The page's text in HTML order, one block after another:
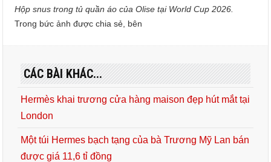
Hộp snus trong tủ quần áo của Olise tại World Cup 2026.
Trong bức ảnh được chia sẻ, bên
CÁC BÀI KHÁC...
Hermès khai trương cửa hàng maison đẹp hút mắt tại
London
Một túi Hermes bạch tạng của bà Trương Mỹ Lan bán
được giá 11,6 tỉ đồng